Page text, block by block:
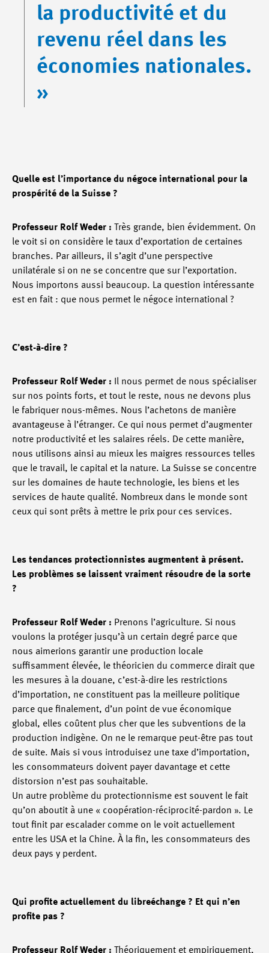
la productivité et du
revenu réel dans les
économies nationales.
»
Quelle est l’importance du négoce international pour la
prospérité de la Suisse ?
Professeur Rolf Weder :
Très grande, bien évidemment. On
le voit si on considère le taux d’exportation de certaines
branches. Par ailleurs, il s’agit d’une perspective
unilatérale si on ne se concentre que sur l’exportation.
Nous importons aussi beaucoup. La question intéressante
est en fait : que nous permet le négoce international ?
C’est-à-dire ?
Professeur Rolf Weder :
Il nous permet de nous spécialiser
sur nos points forts, et tout le reste, nous ne devons plus
le fabriquer nous-mêmes. Nous l’achetons de manière
avantageuse à l’étranger. Ce qui nous permet d’augmenter
notre productivité et les salaires réels. De cette manière,
nous utilisons ainsi au mieux les maigres ressources telles
que le travail, le capital et la nature. La Suisse se concentre
sur les domaines de haute technologie, les biens et les
services de haute qualité. Nombreux dans le monde sont
ceux qui sont prêts à mettre le prix pour ces services.
Les tendances protectionnistes augmentent à présent.
Les problèmes se laissent vraiment résoudre de la sorte
?
Professeur Rolf Weder : Prenons l’agriculture. Si nous
voulons la protéger jusqu’à un certain degré parce que
nous aimerions garantir une production locale
suffisamment élevée, le théoricien du commerce dirait que
les mesures à la douane, c’est-à-dire les restrictions
d’importation, ne constituent pas la meilleure politique
parce que finalement, d’un point de vue économique
global, elles coûtent plus cher que les subventions de la
production indigène. On ne le remarque peut-être pas tout
de suite. Mais si vous introduisez une taxe d’importation,
les consommateurs doivent payer davantage et cette
distorsion n’est pas souhaitable.
Un autre problème du protectionnisme est souvent le fait
qu’on aboutit à une « coopération-réciprocité-pardon ». Le
tout finit par escalader comme on le voit actuellement
entre les USA et la Chine. À la fin, les consommateurs des
deux pays y perdent.
Qui profite actuellement du libreéchange ? Et qui n’en
profite pas ?
Professeur Rolf Weder : Théoriquement et empiriquement,